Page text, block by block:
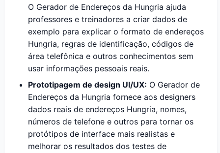
O Gerador de Endereços da Hungria ajuda
professores e treinadores a criar dados de
exemplo para explicar o formato de endereços
Hungria, regras de identificação, códigos de
área telefônica e outros conhecimentos sem
usar informações pessoais reais.
Prototipagem de design UI/UX: O Gerador de
Endereços da Hungria fornece aos designers
dados reais de endereços Hungria, nomes,
números de telefone e outros para tornar os
protótipos de interface mais realistas e
melhorar os resultados dos testes de